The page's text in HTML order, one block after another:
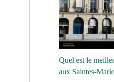
Quel est le
aux Saintes-